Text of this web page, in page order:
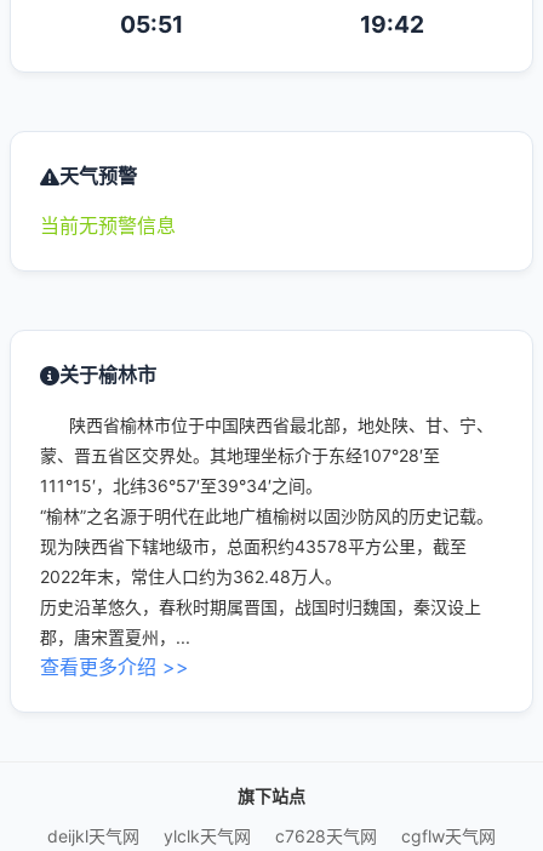
05:51 19:42
天气预警
当前无预警信息
关于榆林市
陕西省榆林市位于中国陕西省最北部，地处陕、甘、宁、
蒙、晋五省区交界处。其地理坐标介于东经107°28′至
111°15′，北纬36°57′至39°34′之间。
“榆林”之名源于明代在此地广植榆树以固沙防风的历史记载。
现为陕西省下辖地级市，总面积约43578平方公里，截至
2022年末，常住人口约为362.48万人。
历史沿革悠久，春秋时期属晋国，战国时归魏国，秦汉设上
郡，唐宋置夏州，...
查看更多介绍 >>
旗下站点
deijkl天气网
ylclk天气网 c7628天气网 cgflw天气网